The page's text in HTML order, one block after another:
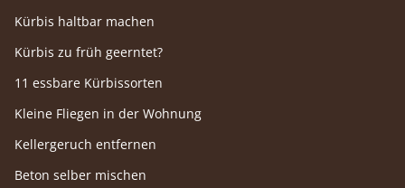
Kürbis haltbar machen
Kürbis zu früh geerntet?
11 essbare Kürbissorten
Kleine Fliegen in der Wohnung
Kellergeruch entfernen
Beton selber mischen